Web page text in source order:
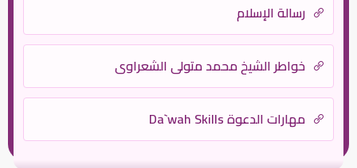
رسالة الإسلام
خواطر الشيخ محمد متولى الشعراوي
مهارات الدعوة Da`wah Skills